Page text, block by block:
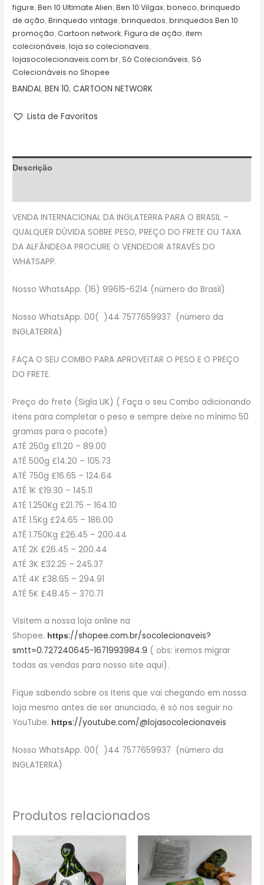
figure,Ben 10 Ultimate Alien,Ben 10 Vilgax,boneco,brinquedo
de ação,Brinquedo vintage,brinquedos,brinquedos Ben 10
promoção,Cartoon network,Figura de ação,item
colecionáveis,loja so colecionaveis,
lojasocolecionaveis.com.br,Só Colecionáveis,Só
Colecionáveis no Shopee
BANDAI,BEN 10,CARTOON NETWORK
Lista de Favoritos
Descrição
VENDA INTERNACIONAL DA INGLATERRA PARA O BRASIL –
QUALQUER DÚVIDA SOBRE PESO, PREÇO DO FRETE OU TAXA
DA ALFÂNDEGA PROCURE O VENDEDOR ATRAVÉS DO
WHATSAPP.
Nosso WhatsApp. (16) 99615-6214 (número do Brasil)
Nosso WhatsApp. 00( )44 7577659937 (número da
INGLATERRA)
FAÇA O SEU COMBO PARA APROVEITAR O PESO E O PREÇO
DO FRETE.
Preço do frete (Sigla UK) ( Faça o seu Combo adicionando
itens para completar o peso e sempre deixe no mínimo 50
gramas para o pacote)
ATÉ 250g £11.20 – 89.00
ATÉ 500g £14.20 – 105.73
ATÉ 750g £16.65 – 124.64
ATÉ 1K £19.30 – 145.11
ATÉ 1.250Kg £21.75 – 164.10
ATÉ 1.5Kg £24.65 – 186.00
ATÉ 1.750Kg £26.45 – 200.44
ATÉ 2K £26.45 – 200.44
ATÉ 3K £32.25 – 245.37
ATÉ 4K £38.65 – 294.91
ATÉ 5K £48.45 – 370.71
Visitem a nossa loja online na
Shopee. https://shopee.com.br/socolecionaveis?
smtt=0.727240645-1671993984.9 ( obs: iremos migrar
todas as vendas para nosso site aqui).
Fique sabendo sobre os Itens que vai chegando em nossa
loja mesmo antes de ser anunciado, é só nos seguir no
YouTube. https://youtube.com/@lojasocolecionaveis
Nosso WhatsApp. 00( )44 7577659937 (número da
INGLATERRA)
Produtos relacionados